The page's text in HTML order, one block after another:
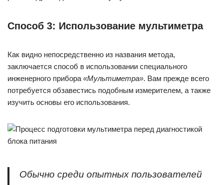
Способ 3: Использование мультиметра
Как видно непосредственно из названия метода,
заключается способ в использовании специального
инженерного прибора «Мультиметра». Вам прежде всего
потребуется обзавестись подобным измерителем, а также
изучить основы его использования.
Обычно среди опытных пользователей